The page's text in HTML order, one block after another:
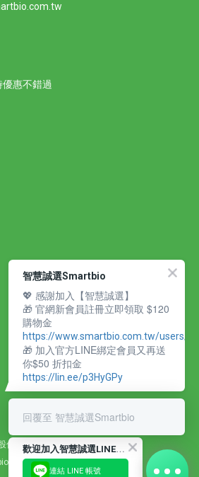
惠不錯過
份有限公司 統編：27310393
Corporation. All Rights Reserved.
歡
迎加入智慧誠選LINE好友
連結 LINE 帳號
智慧誠選Smartbio
💖 感謝加入【智慧誠選】
🎁 官網新會員註冊立即領取 $120
購物金
https://www.smartbio.com.tw/users/
🎁 加入官方LINE綁定會員又再送
你$50 折扣金
https://lin.ee/p3HyGPy
回覆至 智慧誠選Smartbio